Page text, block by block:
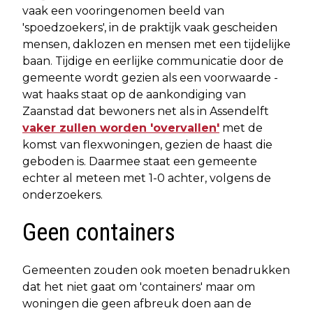
vaak een vooringenomen beeld van
'spoedzoekers', in de praktijk vaak gescheiden
mensen, daklozen en mensen met een tijdelijke
baan. Tijdige en eerlijke communicatie door de
gemeente wordt gezien als een voorwaarde -
wat haaks staat op de aankondiging van
Zaanstad dat bewoners net als in Assendelft
vaker zullen worden 'overvallen' met de
komst van flexwoningen, gezien de haast die
geboden is. Daarmee staat een gemeente
echter al meteen met 1-0 achter, volgens de
onderzoekers.
Geen containers
Gemeenten zouden ook moeten benadrukken
dat het niet gaat om 'containers' maar om
woningen die geen afbreuk doen aan de